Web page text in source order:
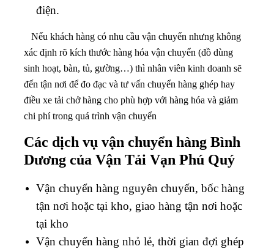
điện.
Nếu khách hàng có nhu cầu vận chuyển nhưng không
xác định rõ kích thước hàng hóa vận chuyển (đồ dùng
sinh hoạt, bàn, tủ, gường…) thì nhân viên kinh doanh sẽ
đến tận nơi để đo đạc và tư vấn chuyển hàng ghép hay
điều xe tải chở hàng cho phù hợp với hàng hóa và giảm
chi phí trong quá trình vận chuyển
Các dịch vụ vận chuyển hàng Bình
Dương của Vận Tải Vạn Phú Quý
Vận chuyển hàng nguyên chuyến, bốc hàng
tận nơi hoặc tại kho, giao hàng tận nơi hoặc
tại kho
Vận chuyển hàng nhỏ lẻ, thời gian đợi ghép